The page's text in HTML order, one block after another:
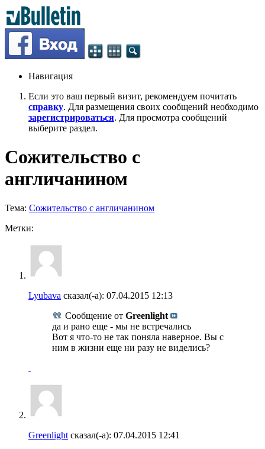
Навигация
Если это ваш первый визит, рекомендуем почитать
справку. Для размещения своих сообщений необходимо
зарегистрироваться. Для просмотра сообщений
выберите раздел.
Сожительство с
англичанином
Тема: Сожительство с англичанином
Метки:
Lyubava сказал(-а): 07.04.2015 12:13
Сообщение от Greenlight
да и рано еще - мы не встречались
Вот я что-то не так поняла наверное. Вы с
ним в жизни еще ни разу не виделись?
Greenlight сказал(-а): 07.04.2015 12:41